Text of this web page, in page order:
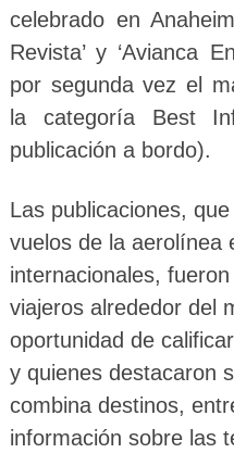
celebrado en
Revista’ y ‘Avianca
por segunda vez el
la categoría Best
publicación a bordo).
Las publicaciones,
vuelos de la aerolínea
internacionales,
viajeros alrededor del
oportunidad de
y quienes destacaron
combina destinos,
información sobre las